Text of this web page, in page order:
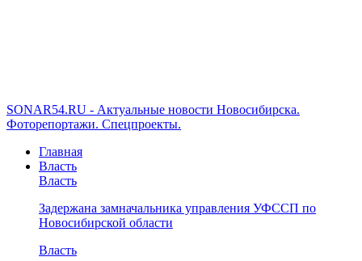
SONAR54.RU - Актуальные новости Новосибирска.
Фоторепортажи. Спецпроекты.
Главная
Власть
Власть
Задержана замначальника управления УФССП по
Новосибирской области
Власть